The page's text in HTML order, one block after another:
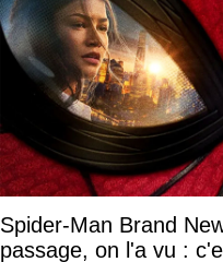
Spider-Man Brand
passage, on l'a vu :